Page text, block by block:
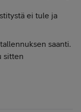
ei tule ja
saanti.
sitten